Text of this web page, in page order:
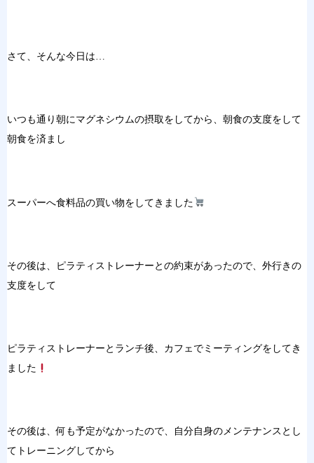
さて、そんな今日は…
いつも通り朝にマグネシウムの摂取をしてから、朝食の支度をして
朝食を済まし
スーパーへ食料品の買い物をしてきました
その後は、ピラティストレーナーとの約束があったので、外行きの
支度をして
ピラティストレーナーとランチ後、カフェでミーティングをしてき
ました
その後は、何も予定がなかったので、自分自身のメンテナンスとし
てトレーニングしてから